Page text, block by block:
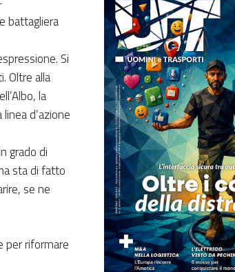
battagliera
Si
Oltre alla
la
d’azione
grado di
sta di fatto
se ne
per riformare